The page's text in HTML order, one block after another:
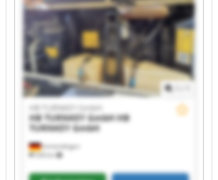
Immendingen
528 km
HB TURNKEY GmbH
HB TURNKEY GmbHHB
TURNKEY GmbH